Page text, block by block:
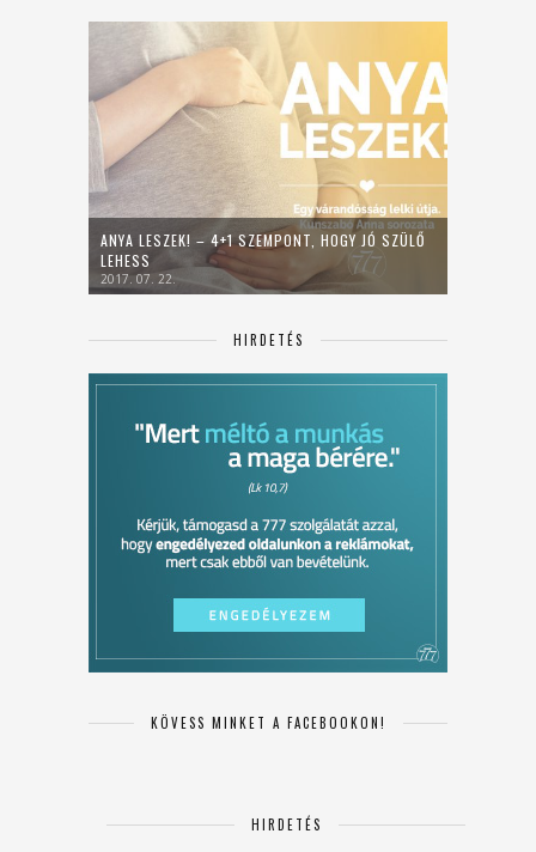
ANYA LESZEK! – 4+1 SZEMPONT, HOGY JÓ SZÜLŐ
LEHESS
2017. 07. 22.
HIRDETÉS
KÖVESS MINKET A FACEBOOKON!
HIRDETÉS